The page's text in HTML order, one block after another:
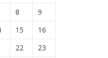
8
9
15
16
22
23